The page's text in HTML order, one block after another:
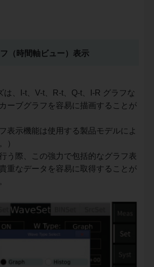
（時間軸ビュー）表示
、I-t、V-t、R-t、Q-t、I-R グラフな
ーブグラフを容易に描画することが
表示機能は使用する製品モデルによ
）
う際、この強力で包括的なグラフ表
重なデータを容易に取得することが